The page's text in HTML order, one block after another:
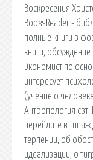
Воскресения
BooksReader -
полные книги в
книги, обсуждение
Экономист по
интересует
(учение о
Антропология
перейдите в
терпении, об
идеализации, о